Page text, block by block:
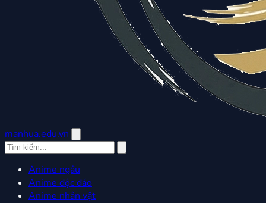
manhua.edu.vn
Anime ngầu
Anime độc đáo
Anime nhân vật